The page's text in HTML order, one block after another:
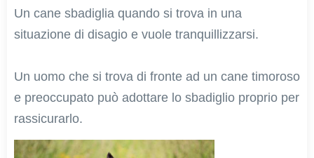
Un cane sbadiglia quando si trova in una
situazione di disagio e vuole tranquillizzarsi.
Un uomo che si trova di fronte ad un cane timoroso
e preoccupato può adottare lo sbadiglio proprio per
rassicurarlo.